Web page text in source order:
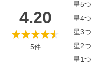
4.20
5件
星5つ
星4つ
星3つ
星2つ
星1つ